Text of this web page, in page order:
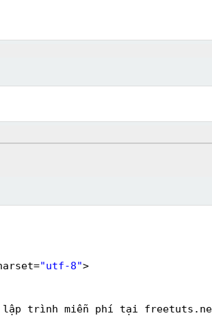
"utf-8">
lập trình miễn phí tại